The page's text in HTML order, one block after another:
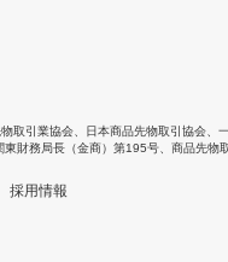
取引業協会 日本商品先物取引協会
財務局長（金商）第195号、商品先物
採用情報